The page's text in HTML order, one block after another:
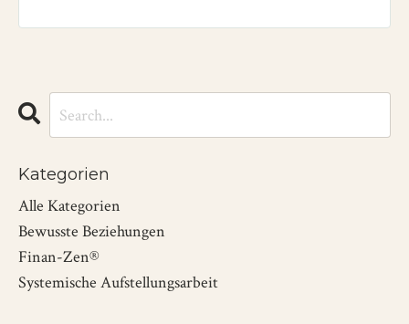
Kategorien
Alle Kategorien
Bewusste Beziehungen
Finan-Zen®
Systemische Aufstellungsarbeit